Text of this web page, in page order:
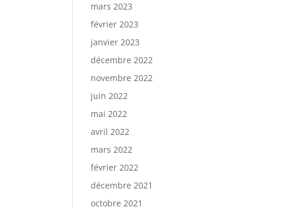
mars 2023
février 2023
janvier 2023
décembre 2022
novembre 2022
juin 2022
mai 2022
avril 2022
mars 2022
février 2022
décembre 2021
octobre 2021